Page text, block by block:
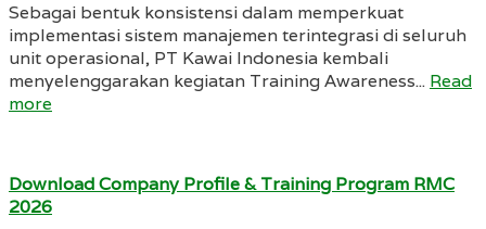
Sebagai bentuk konsistensi dalam memperkuat
implementasi sistem manajemen terintegrasi di seluruh
unit operasional, PT Kawai Indonesia kembali
menyelenggarakan kegiatan Training Awareness... Read
more
Download Company Profile & Training Program RMC
2026